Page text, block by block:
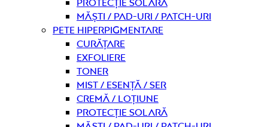
Protecție solară
Măști / Pad-uri / Patch-uri
Pete hiperpigmentare
curățare
Exfoliere
Toner
Mist / Esență / Ser
Cremă / Loțiune
Protecție solară